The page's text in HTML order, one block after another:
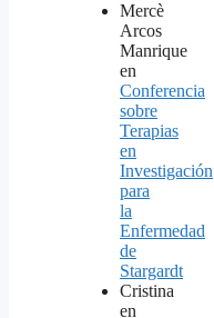
Mercè
Arcos
Manrique
en
Conferencia
sobre
Terapias
en
Investigación
para
la
Enfermedad
de
Stargardt
Cristina
en